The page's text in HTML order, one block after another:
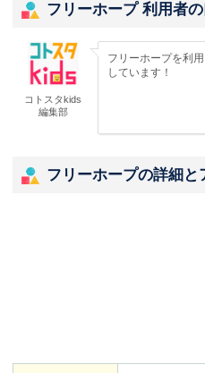
フリーホープ 利用者の
コトスタkids
編集部
フリーホープを利
しています！
フリーホープの詳細と